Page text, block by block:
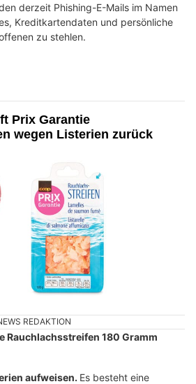
derzeit Phishing-E-Mails im Namen
Kreditkartendaten und persönliche
zu stehlen.
Prix Garantie
wegen Listerien zurück
REDAKTION
Rauchlachsstreifen 180 Gramm
aufweisen. Es besteht eine